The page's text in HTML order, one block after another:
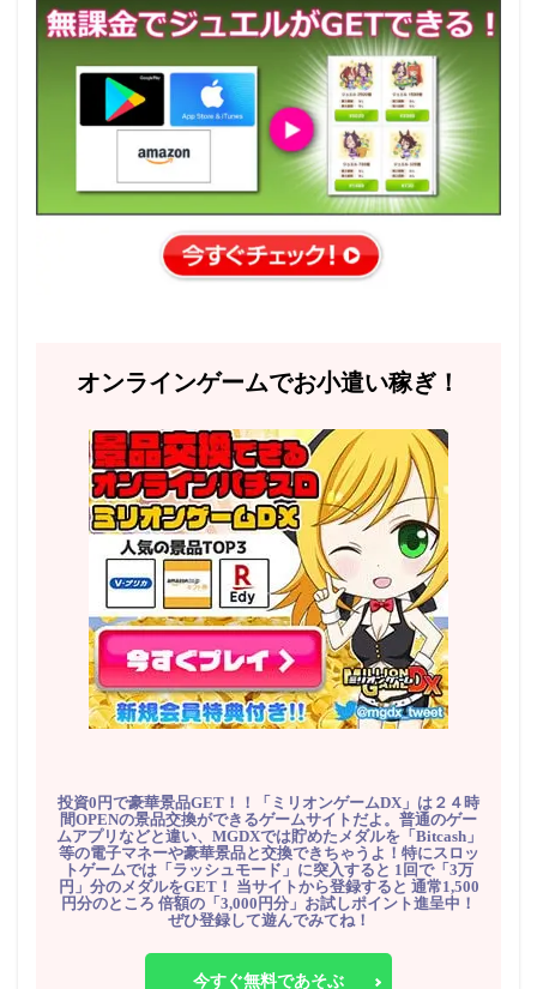
オンラインゲームでお小遣い稼ぎ！
投資0円で豪華景品GET！！「ミリオンゲームDX」は２４時
間OPENの景品交換ができるゲームサイトだよ。普通のゲー
ムアプリなどと違い、MGDXでは貯めたメダルを「Bitcash」
等の電子マネーや豪華景品と交換できちゃうよ！特にスロッ
トゲームでは「ラッシュモード」に突入すると 1回で「3万
円」分のメダルをGET！ 当サイトから登録すると 通常1,500
円分のところ 倍額の「3,000円分」お試しポイント進呈中！
ぜひ登録して遊んでみてね！
今すぐ無料であそぶ